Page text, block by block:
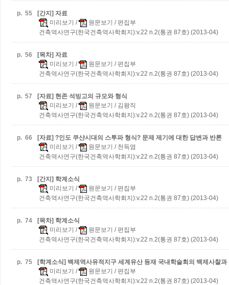
p. 55
[간지] 자료
미리보기 / 원문보기 / 편집부
건축역사연구(한국건축역사학회지):v.22 n.2(통권 87호) (2013-04)
p. 56
[목차] 자료
미리보기 / 원문보기 / 편집부
건축역사연구(한국건축역사학회지):v.22 n.2(통권 87호) (2013-04)
p. 57
[자료] 현존 석빙고의 규모와 형식
미리보기 / 원문보기 / 김왕직
건축역사연구(한국건축역사학회지):v.22 n.2(통권 87호) (2013-04)
p. 66
[자료] ?인도 쿠샨시대의 스투파 형식? 문제 제기에 대한 답변과 반론
미리보기 / 원문보기 / 천득염
건축역사연구(한국건축역사학회지):v.22 n.2(통권 87호) (2013-04)
p. 73
[간지] 학계소식
미리보기 / 원문보기 / 편집부
건축역사연구(한국건축역사학회지):v.22 n.2(통권 87호) (2013-04)
p. 74
[목차] 학계소식
미리보기 / 원문보기 / 편집부
건축역사연구(한국건축역사학회지):v.22 n.2(통권 87호) (2013-04)
p. 75 [학계소식] 백제역사유적지구 세계유산 등재 국내학술회의 백제사찰과
미리보기 / 원문보기 / 편집부
건축역사연구(한국건축역사학회지):v.22 n.2(통권 87호) (2013-04)